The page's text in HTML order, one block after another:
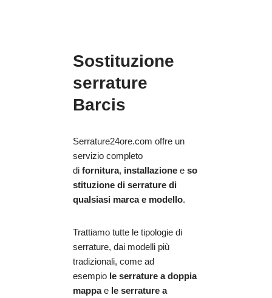
Sostituzione
serrature
Barcis
Serrature24ore.com offre un
servizio completo
di fornitura, installazione e so
stituzione di serrature di
qualsiasi marca e modello.
Trattiamo tutte le tipologie di
serrature, dai modelli più
tradizionali, come ad
esempio le serrature a doppia
mappae le serrature a